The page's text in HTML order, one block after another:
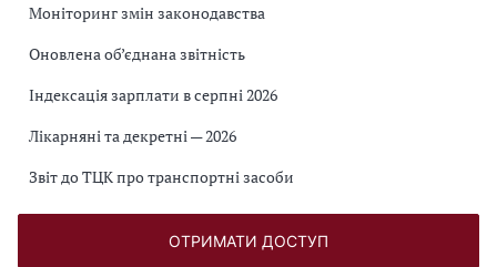
Моніторинг змін законодавства
Оновлена об’єднана звітність
Індексація зарплати в серпні 2026
Лікарняні та декретні — 2026
Звіт до ТЦК про транспортні засоби
ОТРИМАТИ ДОСТУП